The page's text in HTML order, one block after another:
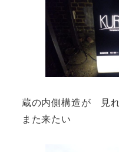
蔵の内側構造が
また来たい